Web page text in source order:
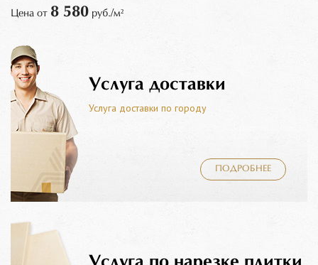
Цена от 8 580 руб./м²
Услуга доставки
Услуга доставки по городу
ПОДРОБНЕЕ